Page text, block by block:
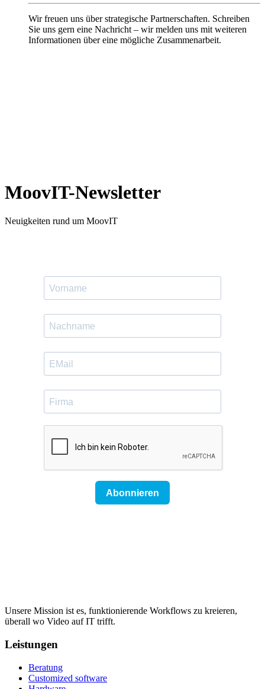
Wir freuen uns über strategische Partnerschaften. Schreiben
Sie uns gern eine Nachricht – wir melden uns mit weiteren
Informationen über eine mögliche Zusammenarbeit.
MoovIT-Newsletter
Neuigkeiten rund um MoovIT
Unsere Mission ist es, funktionierende Workflows zu kreieren,
überall wo Video auf IT trifft.
Leistungen
Beratung
Customized software